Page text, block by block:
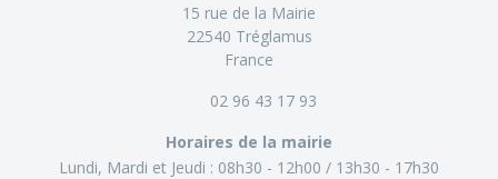
15 rue de la Mairie
22540 Tréglamus
France
02 96 43 17 93
Horaires de la mairie
Lundi, Mardi et Jeudi : 08h30 - 12h00
13h30 - 17h30